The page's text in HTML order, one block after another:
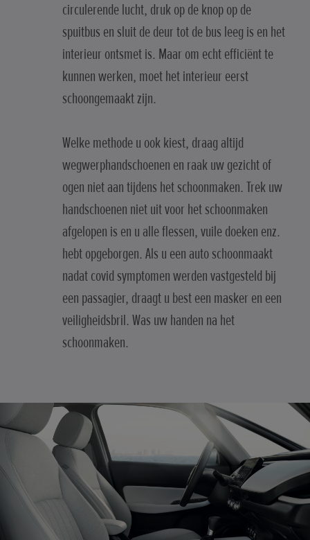
circulerende lucht, druk op de knop op de
spuitbus en sluit de deur tot de bus leeg is en het
interieur ontsmet is. Maar om echt efficiënt te
kunnen werken, moet het interieur eerst
schoongemaakt zijn.
Welke methode u ook kiest, draag altijd
wegwerphandschoenen en raak uw gezicht of
ogen niet aan tijdens het schoonmaken. Trek uw
handschoenen niet uit voor het schoonmaken
afgelopen is en u alle flessen, vuile doeken enz.
hebt opgeborgen. Als u een auto schoonmaakt
nadat covid symptomen werden vastgesteld bij
een passagier, draagt u best een masker en een
veiligheidsbril. Was uw handen na het
schoonmaken.